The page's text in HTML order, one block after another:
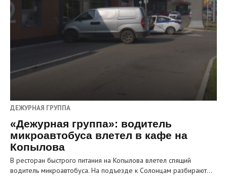
ДЕЖУРНАЯ ГРУППА
«Дежурная группа»: водитель
микроавтобуса влетел в кафе на
Копылова
В ресторан быстрого питания на Копылова влетел спящий
водитель микроавтобуса. На подъезде к Солонцам разбирают…